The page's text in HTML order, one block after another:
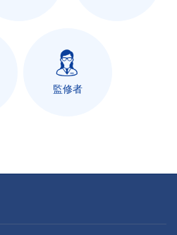
監修者